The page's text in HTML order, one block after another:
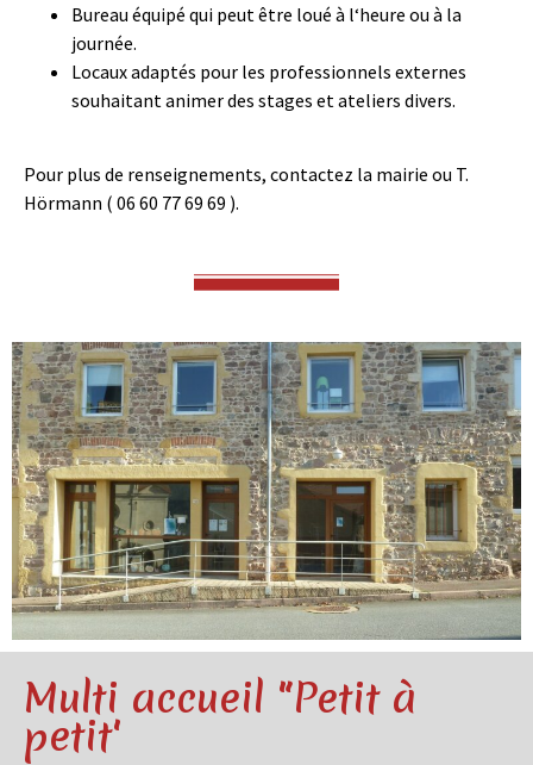
Bureau équipé qui peut être loué à l‘heure ou à la
journée.
Locaux adaptés pour les professionnels externes
souhaitant animer des stages et ateliers divers.
Pour plus de renseignements, contactez la mairie ou T.
Hörmann ( 06 60 77 69 69 ).
Multi accueil "Petit à
petit'